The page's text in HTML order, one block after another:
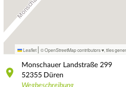
Leaflet | © OpenStreetMap contributors ♥, tiles
Monschauer Landstraße 299
52355 Düren
Wegbeschreibung